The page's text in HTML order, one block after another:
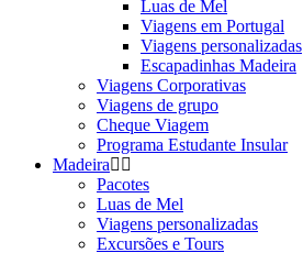
Luas de Mel
Viagens em Portugal
Viagens personalizadas
Escapadinhas Madeira
Viagens Corporativas
Viagens de grupo
Cheque Viagem
Programa Estudante Insular
Madeira
Pacotes
Luas de Mel
Viagens personalizadas
Excursões e Tours